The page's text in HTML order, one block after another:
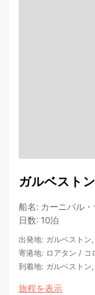
ガルベスト
船名: カーニバル
日数: 10泊
出発地: ガルベストン
寄港地: ロアタン / コ
到着地: ガルベストン
旅程を表示